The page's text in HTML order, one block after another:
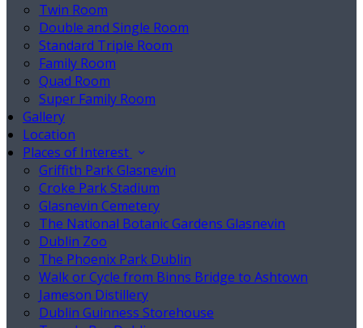
Twin Room
Double and Single Room
Standard Triple Room
Family Room
Quad Room
Super Family Room
Gallery
Location
Places of Interest
Griffith Park Glasnevin
Croke Park Stadium
Glasnevin Cemetery
The National Botanic Gardens Glasnevin
Dublin Zoo
The Phoenix Park Dublin
Walk or Cycle from Binns Bridge to Ashtown
Jameson Distillery
Dublin Guinness Storehouse